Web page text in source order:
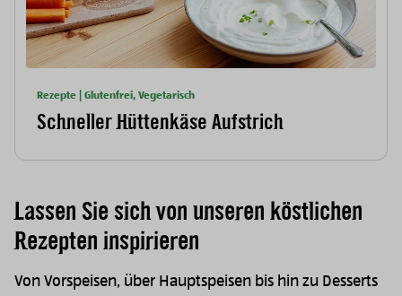
Rezepte | Glutenfrei, Vegetarisch
Schneller Hüttenkäse Aufstrich
Lassen Sie sich von unseren köstlichen
Rezepten inspirieren
Von Vorspeisen, über Hauptspeisen bis hin zu Desserts